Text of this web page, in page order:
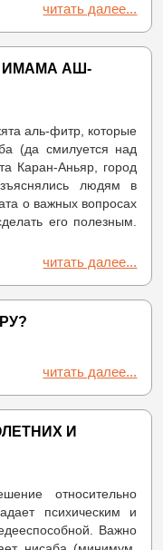
читать далее...
ИМАМА АШ-
аль-фитр, которые
(да смилуется над
Каран-Аньяр, город
людям в
о важных вопросах
его полезным.
читать далее...
читать далее...
И
относительно
психическим и
Важно